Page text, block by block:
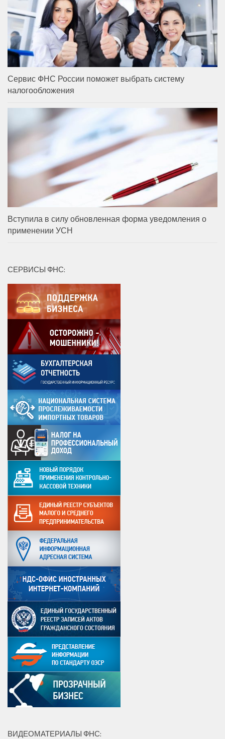
Сервис ФНС России поможет выбрать систему
налогообложения
Вступила в силу обновленная форма уведомления о
применении УСН
СЕРВИСЫ ФНС:
ВИДЕОМАТЕРИАЛЫ ФНС: